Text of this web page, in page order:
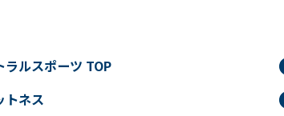
ラルスポーツ TOP
トネス